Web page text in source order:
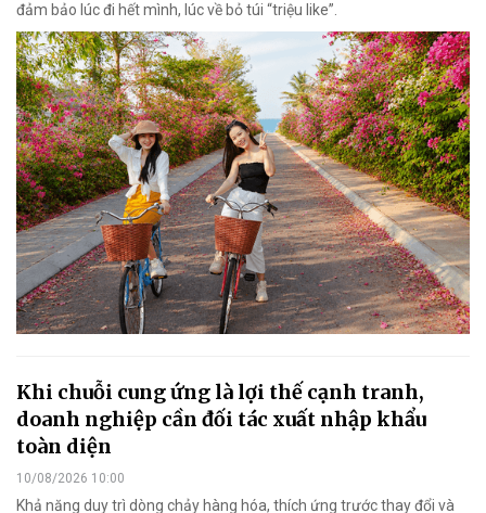
đảm bảo lúc đi hết mình, lúc về bỏ túi “triệu like”.
Khi chuỗi cung ứng là lợi thế cạnh tranh,
doanh nghiệp cần đối tác xuất nhập khẩu
toàn diện
10/08/2026 10:00
Khả năng duy trì dòng chảy hàng hóa, thích ứng trước thay đổi và